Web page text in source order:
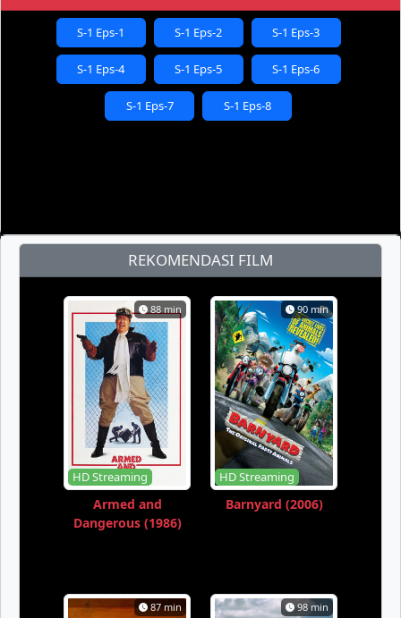
S-1 Eps-1 S-1 Eps-2 S-1 Eps-3
S-1 Eps-4 S-1 Eps-5 S-1 Eps-6
S-1 Eps-7 S-1 Eps-8
REKOMENDASI FILM
88 min
HD Streaming
Armed and
Dangerous (1986)
90 min
HD Streaming
Barnyard (2006)
87 min 98 min